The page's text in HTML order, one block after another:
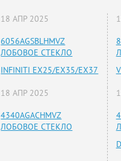
18 АПР 2025
6056AGSBLHMVZ
ЛОБОВОЕ СТЕКЛО
INFINITI EX25/EX35/EX37
18 АПР 2025
4340AGACHMVZ
ЛОБОВОЕ СТЕКЛО